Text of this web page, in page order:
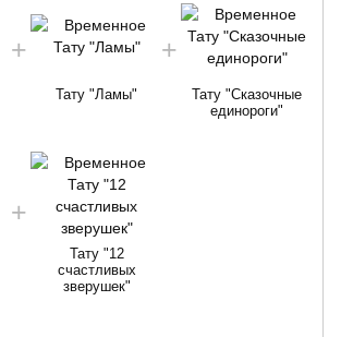
Тату "Ламы"
Тату "Сказочные
единороги"
Тату "12
счастливых
зверушек"